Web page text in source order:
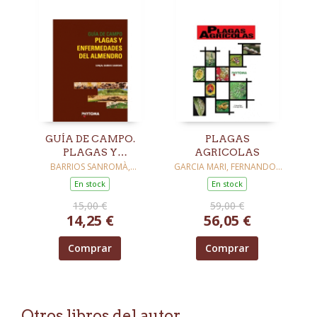
GUÍA DE CAMPO.
PLAGAS Y
ENFERMEDADES DEL
ALMENDRO
BARRIOS SANROMÀ,
GONÇAL
En stock
15,00 €
14,25 €
Comprar
PLAGAS
AGRICOLAS
GARCIA MARI, FERNANDO /
FERRAGUT PEREZ,
FRANCISCO
En stock
59,00 €
56,05 €
Comprar